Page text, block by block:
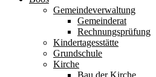
Gemeindeverwaltung
Gemeinderat
Rechnungsprüfung
Kindertagesstätte
Grundschule
Kirche
Bau der Kirche